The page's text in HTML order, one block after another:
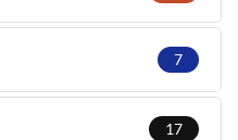
7
17